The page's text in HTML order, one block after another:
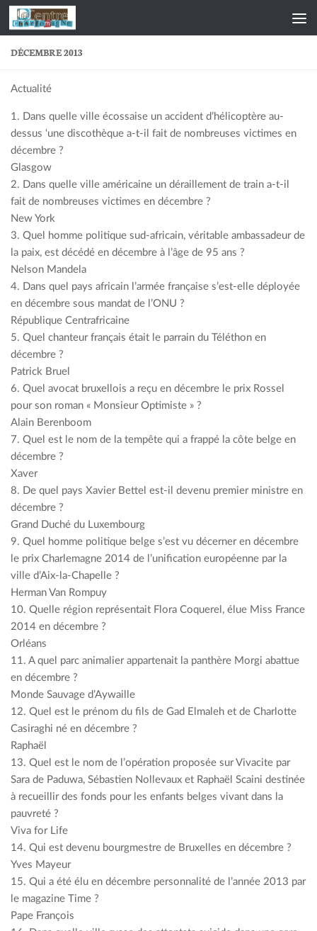
Skip to content
DÉCEMBRE 2013
Actualité
1. Dans quelle ville écossaise un accident d’hélicoptère au-
dessus ‘une discothèque a-t-il fait de nombreuses victimes en
décembre ?
Glasgow
2. Dans quelle ville américaine un déraillement de train a-t-il
fait de nombreuses victimes en décembre ?
New York
3. Quel homme politique sud-africain, véritable ambassadeur de
la paix, est décédé en décembre à l’âge de 95 ans ?
Nelson Mandela
4. Dans quel pays africain l’armée française s’est-elle déployée
en décembre sous mandat de l’ONU ?
République Centrafricaine
5. Quel chanteur français était le parrain du Téléthon en
décembre ?
Patrick Bruel
6. Quel avocat bruxellois a reçu en décembre le prix Rossel
pour son roman « Monsieur Optimiste » ?
Alain Berenboom
7. Quel est le nom de la tempête qui a frappé la côte belge en
décembre ?
Xaver
8. De quel pays Xavier Bettel est-il devenu premier ministre en
décembre ?
Grand Duché du Luxembourg
9. Quel homme politique belge s’est vu décerner en décembre
le prix Charlemagne 2014 de l’unification européenne par la
ville d’Aix-la-Chapelle ?
Herman Van Rompuy
10. Quelle région représentait Flora Coquerel, élue Miss France
2014 en décembre ?
Orléans
11. A quel parc animalier appartenait la panthère Morgi abattue
en décembre ?
Monde Sauvage d’Aywaille
12. Quel est le prénom du fils de Gad Elmaleh et de Charlotte
Casiraghi né en décembre ?
Raphaël
13. Quel est le nom de l’opération proposée sur Vivacite par
Sara de Paduwa, Sébastien Nollevaux et Raphaël Scaini destinée
à recueillir des fonds pour les enfants belges vivant dans la
pauvreté ?
Viva for Life
14. Qui est devenu bourgmestre de Bruxelles en décembre ?
Yves Mayeur
15. Qui a été élu en décembre personnalité de l’année 2013 par
le magazine Time ?
Pape François